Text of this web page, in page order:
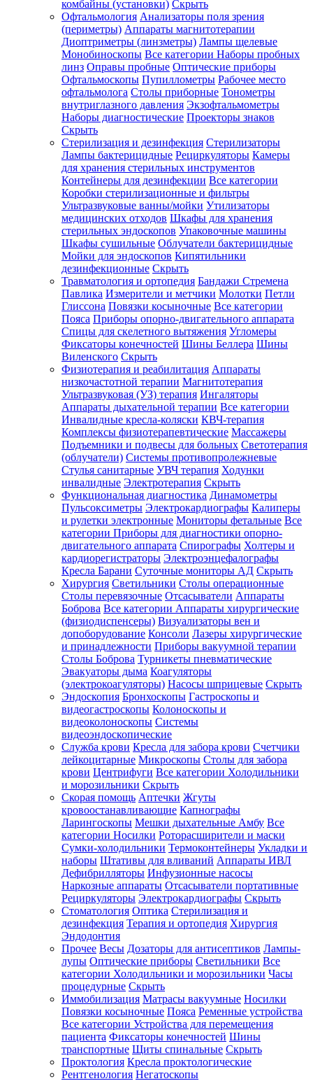
комбайны (установки) Скрыть
Офтальмология Анализаторы поля зрения
(периметры) Аппараты магнитотерапии
Диоптриметры (линзметры) Лампы щелевые
Монобиноскопы Все категории Наборы пробных
линз Оправы пробные Оптические приборы
Офтальмоскопы Пупиллометры Рабочее место
офтальмолога Столы приборные Тонометры
внутриглазного давления Экзофтальмометры
Наборы диагностические Проекторы знаков
Скрыть
Стерилизация и дезинфекция Стерилизаторы
Лампы бактерицидные Рециркуляторы Камеры
для хранения стерильных инструментов
Контейнеры для дезинфекции Все категории
Коробки стерилизационные и фильтры
Ультразвуковые ванны/мойки Утилизаторы
медицинских отходов Шкафы для хранения
стерильных эндоскопов Упаковочные машины
Шкафы сушильные Облучатели бактерицидные
Мойки для эндоскопов Кипятильники
дезинфекционные Скрыть
Травматология и ортопедия Бандажи Стремена
Павлика Измерители и метчики Молотки Петли
Глиссона Повязки косыночные Все категории
Пояса Приборы опорно-двигательного аппарата
Спицы для скелетного вытяжения Угломеры
Фиксаторы конечностей Шины Беллера Шины
Виленского Скрыть
Физиотерапия и реабилитация Аппараты
низкочастотной терапии Магнитотерапия
Ультразвуковая (УЗ) терапия Ингаляторы
Аппараты дыхательной терапии Все категории
Инвалидные кресла-коляски КВЧ-терапия
Комплексы физиотерапевтические Массажеры
Подъемники и подвесы для больных Светотерапия
(облучатели) Системы противопролежневые
Стулья санитарные УВЧ терапия Ходунки
инвалидные Электротерапия Скрыть
Функциональная диагностика Динамометры
Пульсоксиметры Электрокардиографы Калиперы
и рулетки электронные Мониторы фетальные Все
категории Приборы для диагностики опорно-
двигательного аппарата Спирографы Холтеры и
кардиорегистраторы Электроэнцефалографы
Кресла Барани Суточные мониторы АД Скрыть
Хирургия Светильники Столы операционные
Столы перевязочные Отсасыватели Аппараты
Боброва Все категории Аппараты хирургические
(физиодиспенсеры) Визуализаторы вен и
допоборудование Консоли Лазеры хирургические
и принадлежности Приборы вакуумной терапии
Столы Боброва Турникеты пневматические
Эвакуаторы дыма Коагуляторы
(электрокоагуляторы) Насосы шприцевые Скрыть
Эндоскопия Бронхоскопы Гастроскопы и
видеогастроскопы Колоноскопы и
видеоколоноскопы Системы
видеоэндоскопические
Служба крови Кресла для забора крови Счетчики
лейкоцитарные Микроскопы Столы для забора
крови Центрифуги Все категории Холодильники
и морозильники Скрыть
Скорая помощь Аптечки Жгуты
кровоостанавливающие Капнографы
Ларингоскопы Мешки дыхательные Амбу Все
категории Носилки Роторасширители и маски
Сумки-холодильники Термоконтейнеры Укладки и
наборы Штативы для вливаний Аппараты ИВЛ
Дефибрилляторы Инфузионные насосы
Наркозные аппараты Отсасыватели портативные
Рециркуляторы Электрокардиографы Скрыть
Стоматология Оптика Стерилизация и
дезинфекция Терапия и ортопедия Хирургия
Эндодонтия
Прочее Весы Дозаторы для антисептиков Лампы-
лупы Оптические приборы Светильники Все
категории Холодильники и морозильники Часы
процедурные Скрыть
Иммобилизация Матрасы вакуумные Носилки
Повязки косыночные Пояса Ременные устройства
Все категории Устройства для перемещения
пациента Фиксаторы конечностей Шины
транспортные Щиты спинальные Скрыть
Проктология Кресла проктологические
Рентгенология Негатоскопы